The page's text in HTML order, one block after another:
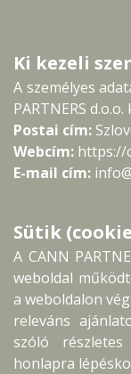
Ki kezeli
A személyes
PARTNERS d.o.o.
Postai cím:
Webcím: https://
E-mail cím:
Sütik
A CANN
weboldal
a weboldalon
releváns
szóló
honlapra